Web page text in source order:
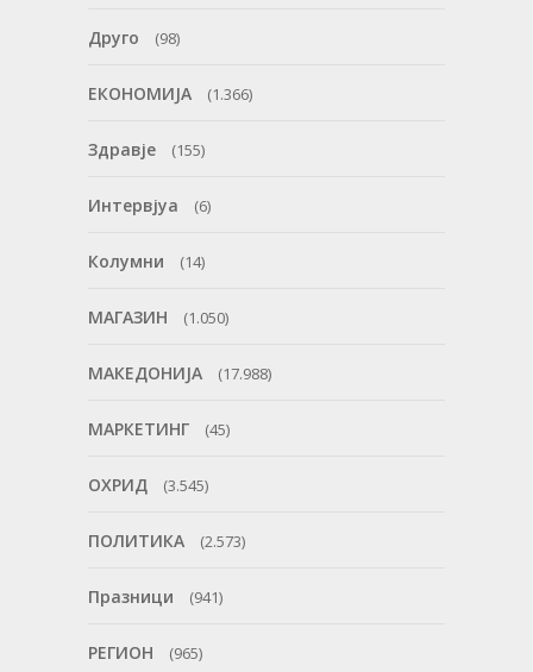
Друго (98)
ЕКОНОМИЈА (1.366)
Здравје (155)
Интервјуа (6)
Колумни (14)
МАГАЗИН (1.050)
МАКЕДОНИЈА (17.988)
МАРКЕТИНГ (45)
ОХРИД (3.545)
ПОЛИТИКА (2.573)
Празници (941)
РЕГИОН (965)